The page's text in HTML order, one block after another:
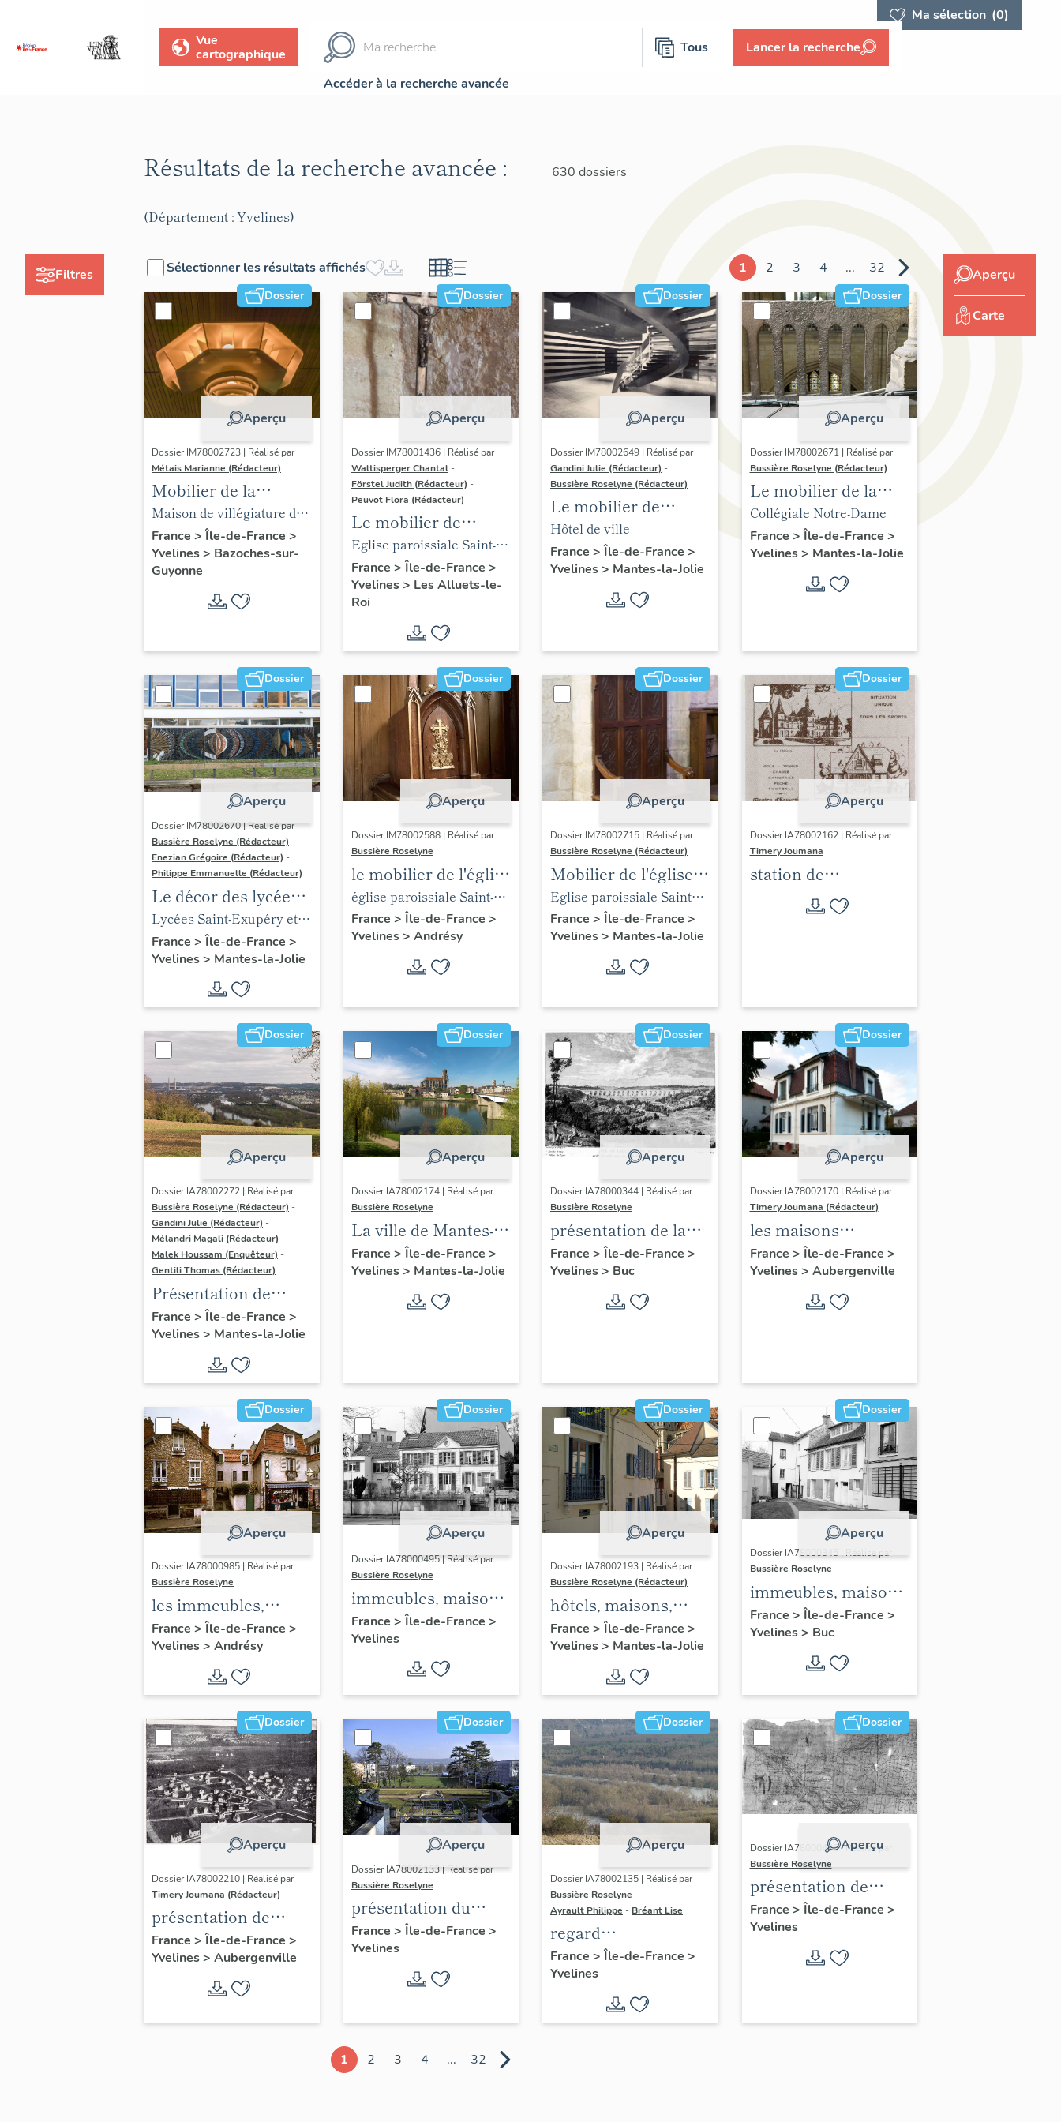
Ma sélection (0)
Vue
cartographique
Tous Lancer la recherche
Accéder à la recherche avancée
Filtres
Résultats de la recherche avancée : 630 dossiers
(Département : Yvelines)
Sélectionner les résultats affichés 1 2 3 4 ... 32
Dossier
Aperçu
Dossier IM78002723 | Réalisé par
Métais Marianne (Rédacteur)
Mobilier de la
maison Louis Carré
Maison de villégiature dite
maison Louis Carré
France > Île-de-France >
Yvelines> Bazoches-sur-
Guyonne
Dossier
Aperçu
Dossier IM78001436 | Réalisé par
Waltisperger Chantal -
Förstel Judith (Rédacteur) -
Peuvot Flora (Rédacteur)
Le mobilier de
l'église paroissiale
Saint-Nicolas
Eglise paroissiale Saint-
Nicolas
France > Île-de-France >
Yvelines> Les Alluets-le-
Roi
Dossier
Aperçu
Dossier IM78002649 | Réalisé par
Gandini Julie (Rédacteur) -
Bussière Roselyne (Rédacteur)
Le mobilier de
l'hôtel de ville
Hôtel de ville
France > Île-de-France >
Yvelines> Mantes-la-Jolie
Dossier
Aperçu
Dossier IM78002671 | Réalisé par
Bussière Roselyne (Rédacteur)
Le mobilier de la
collégiale
Collégiale Notre-Dame
France > Île-de-France >
Yvelines> Mantes-la-Jolie
Dossier
Aperçu
Dossier IM78002670 | Réalisé par
Bussière Roselyne (Rédacteur) -
Enezian Grégoire (Rédacteur) -
Philippe Emmanuelle (Rédacteur)
Le décor des lycées
de Mantes
Lycées Saint-Exupéry et
Jean Rostand
France > Île-de-France >
Yvelines> Mantes-la-Jolie
Dossier
Aperçu
Dossier IM78002588 | Réalisé par
Bussière Roselyne
le mobilier de l'église
Saint-Germain-de-
Paris (liste
supplémentaire)
église paroissiale Saint-
Germain
France > Île-de-France >
Yvelines> Andrésy
Dossier
Aperçu
Dossier IM78002715 | Réalisé par
Bussière Roselyne (Rédacteur)
Mobilier de l'église
Sainte-Anne de
Gassicourt
Eglise paroissiale Sainte-
Anne
France > Île-de-France >
Yvelines> Mantes-la-Jolie
Dossier
Aperçu
Dossier IA78002162 | Réalisé par
Timery Joumana
station de
villégiature
d'Elisabethville
Dossier
Aperçu
Dossier IA78002272 | Réalisé par
Bussière Roselyne (Rédacteur) -
Gandini Julie (Rédacteur) -
Mélandri Magali (Rédacteur) -
Malek Houssam (Enquêteur) -
Gentili Thomas (Rédacteur)
Présentation de
l'étude
France > Île-de-France >
Yvelines> Mantes-la-Jolie
Dossier
Aperçu
Dossier IA78002174 | Réalisé par
Bussière Roselyne
La ville de Mantes-la-
Jolie
France > Île-de-France >
Yvelines> Mantes-la-Jolie
Dossier
Aperçu
Dossier IA78000344 | Réalisé par
Bussière Roselyne
présentation de la
commune de Buc
France > Île-de-France >
Yvelines> Buc
Dossier
Aperçu
Dossier IA78002170 | Réalisé par
Timery Joumana (Rédacteur)
les maisons
d'Elisabethville
France > Île-de-France >
Yvelines> Aubergenville
Dossier
Aperçu
Dossier IA78000985 | Réalisé par
Bussière Roselyne
les immeubles,
maisons et fermes
du canton d'Andrésy
France > Île-de-France >
Yvelines> Andrésy
Dossier
Aperçu
Dossier IA78000495 | Réalisé par
Bussière Roselyne
immeubles, maisons,
fermes
France > Île-de-France >
Yvelines
Dossier
Aperçu
Dossier IA78002193 | Réalisé par
Bussière Roselyne (Rédacteur)
hôtels, maisons,
immeubles
France > Île-de-France >
Yvelines> Mantes-la-Jolie
Dossier
Aperçu
Dossier IA78000345 | Réalisé par
Bussière Roselyne
immeubles, maisons,
fermes
France > Île-de-France >
Yvelines> Buc
Dossier
Aperçu
Dossier IA78002210 | Réalisé par
Timery Joumana (Rédacteur)
présentation de
l'étude
d'Elisabethville
France > Île-de-France >
Yvelines> Aubergenville
Dossier
Aperçu
Dossier IA78002133 | Réalisé par
Bussière Roselyne
présentation du
diagnostic
patrimonial, urbain
et paysager de Seine-
France > Île-de-France >
Yvelines
Dossier
Aperçu
Dossier IA78002135 | Réalisé par
Bussière Roselyne -
Ayrault Philippe - Bréant Lise
regard
photographique sur
le territoire de Seine-
France > Île-de-France >
Yvelines
Dossier
Aperçu
Dossier IA78000496 | Réalisé par
Bussière Roselyne
présentation de
l'étude du
patrimoine de l'aire
d'étude Versailles
périphérie sud
France > Île-de-France >
Yvelines
1 2 3 4 ... 32
Aperçu
Carte